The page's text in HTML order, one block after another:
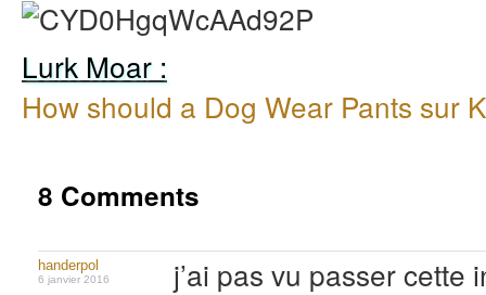
Lurk Moar :
How should a Dog Wear Pants sur
8 Comments
handerpol
6 janvier 2016 j’ai pas vu passer cette